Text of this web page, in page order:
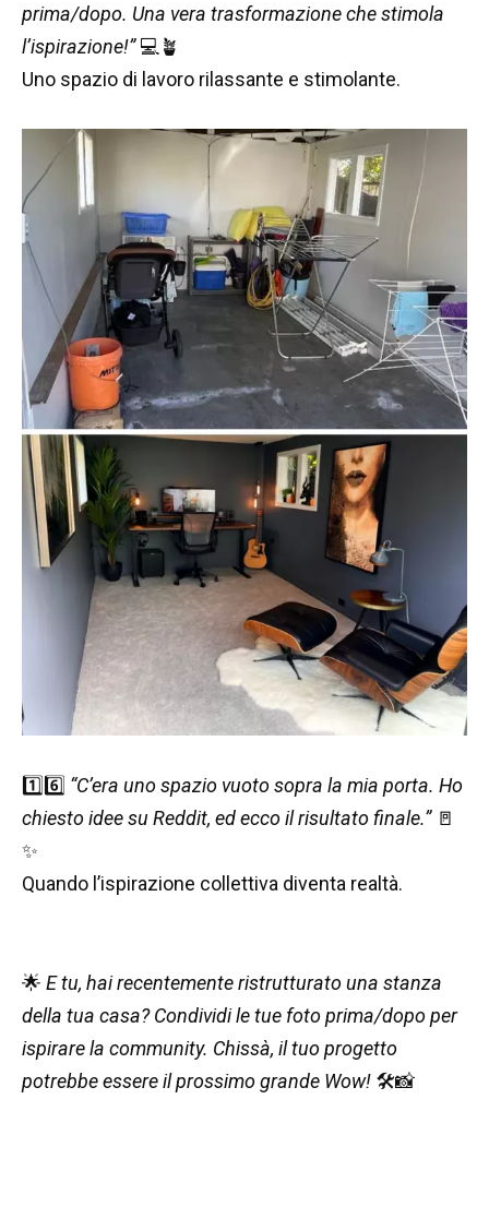
prima/dopo. Una vera trasformazione che stimola
l’ispirazione!”💻🪴
Uno spazio di lavoro rilassante e stimolante.
1️⃣6️⃣ “C’era uno spazio vuoto sopra la mia porta. Ho
chiesto idee su Reddit, ed ecco il risultato finale.”🚪
✨
Quando l’ispirazione collettiva diventa realtà.
🌟 E tu, hai recentemente ristrutturato una stanza
della tua casa? Condividi le tue foto prima/dopo per
ispirare la community. Chissà, il tuo progetto
potrebbe essere il prossimo grande Wow! 🛠️📸